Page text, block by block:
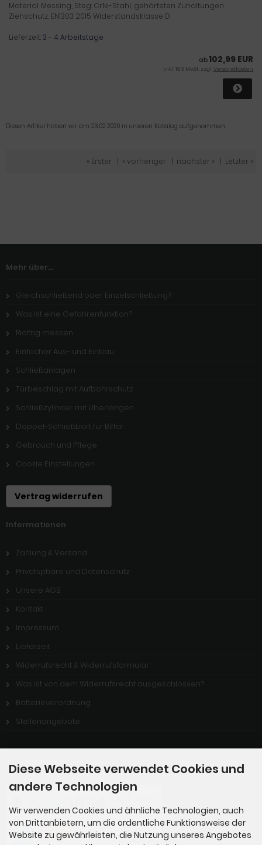
Material: Messing, Steg: CrNi-Stahl, gehärteten Zuhaltungen
Ziehschutz, EN1303: 2015 Widerstandsklasse D
Lieferzeit:3 - 4 Arbeitstage
ab102,99 EUR
inkl. 19 % MwSt. zzgl.Versandkosten
Diesen Artikel haben wir am 23.02.2020 in unseren Katalog aufgenommen.
« Erster « vorheriger nächster » Letzter »
Mehr über...
Gleichschließend oder Einzelschließung?
Was ist eine Gefahrenfunktion?
Richtig messen
Einfacher Aus- und Einbau
Schließanlagen
Türbeschlag mit Aufbohrschutz
Schließzylinder mit Überlängen
Doppel-Schließbart für Biffar
Gebrauch und Pflege
Cookie Einstellungen
Vertrag widerrufen
Informationen
Zahlung & Versand
Privatsphäre und Datenschutz
Unsere AGB
Kontakt
Impressum
Lieferzeit
Widerrufsrecht & Widerrufsformular
Was ist von dem Widerrufsrecht ausgeschlossen?
Batterieverordnung
Stellenangebote
Diese Webseite verwendet Cookies und
andere Technologien
Wir verwenden Cookies und ähnliche Technologien, auch
von Drittanbietern, um die ordentliche Funktionsweise der
Website zu gewährleisten, die Nutzung unseres Angebotes